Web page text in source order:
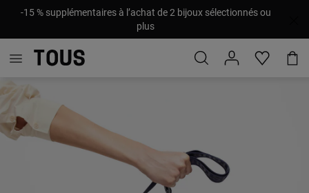
-15 % supplémentaires à l’achat de 2 bijoux sélectionnés ou
plus